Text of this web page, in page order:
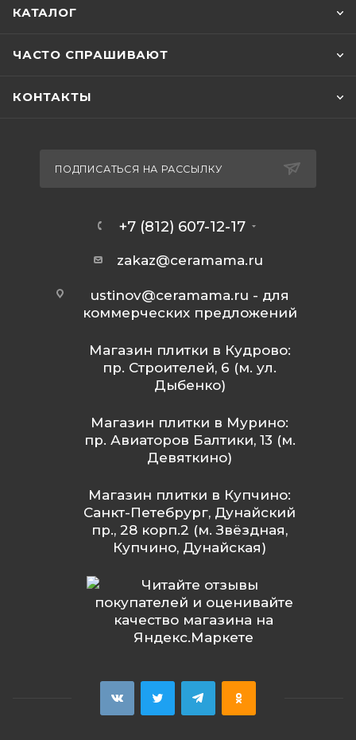
КАТАЛОГ
ЧАСТО СПРАШИВАЮТ
КОНТАКТЫ
ПОДПИСАТЬСЯ НА РАССЫЛКУ
+7 (812) 607-12-17
zakaz@ceramama.ru
ustinov@ceramama.ru - для
коммерческих предложений
Магазин плитки в Кудрово:
пр. Строителей, 6 (м. ул.
Дыбенко)
Магазин плитки в Мурино:
пр. Авиаторов Балтики, 13 (м.
Девяткино)
Магазин плитки в Купчино:
Санкт-Петебрург, Дунайский
пр., 28 корп.2 (м. Звёздная,
Купчино, Дунайская)